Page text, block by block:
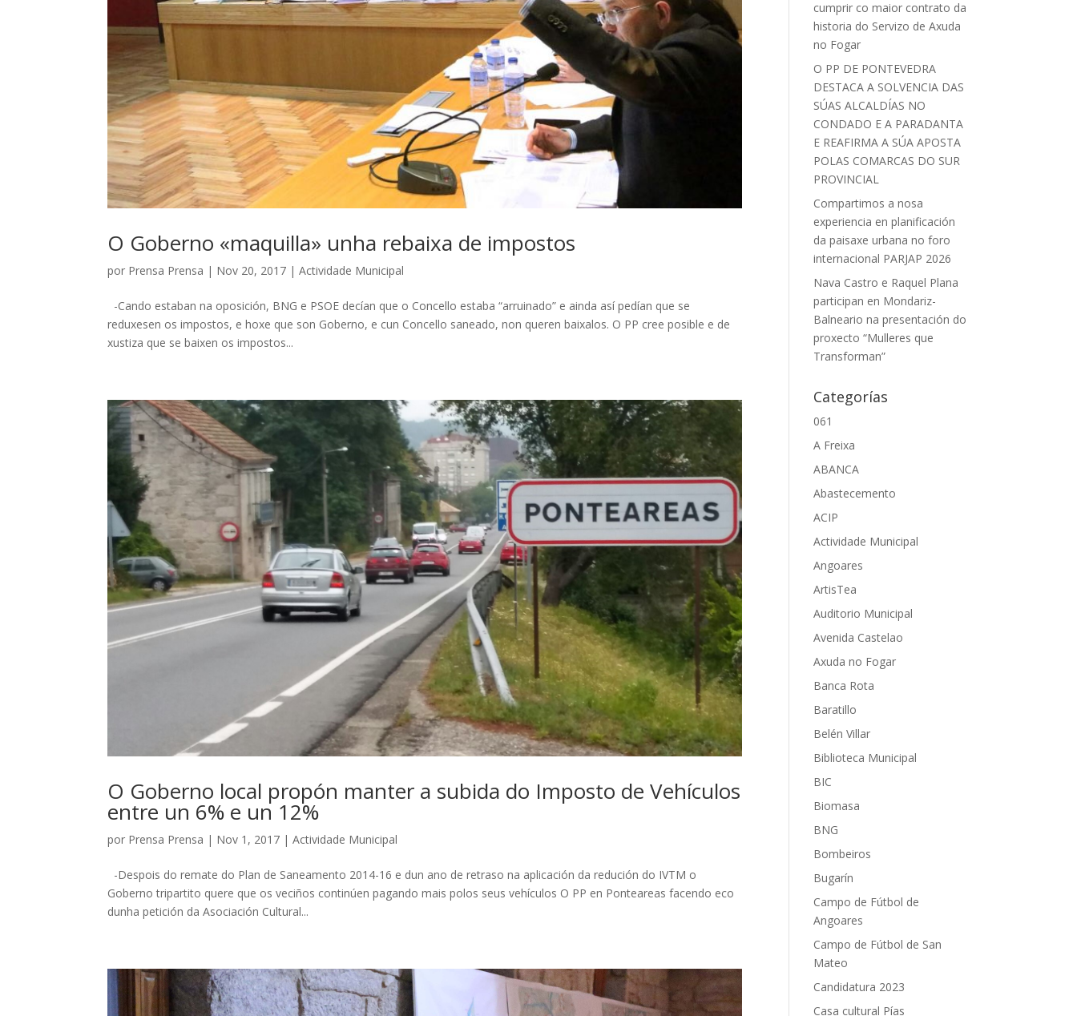
O Goberno «maquilla» unha rebaixa de impostos
por Prensa Prensa | Nov 20, 2017 |Actividade Municipal
-Cando estaban na oposición, BNG e PSOE decían que o Concello estaba “arruinado” e ainda así pedían que se
reduxesen os impostos, e hoxe que son Goberno, e cun Concello saneado, non queren baixalos. O PP cree posible e de
xustiza que se baixen os impostos...
O Goberno local propón manter a subida do Imposto de Vehículos
entre un 6% e un 12%
por Prensa Prensa | Nov 1, 2017 |Actividade Municipal
-Despois do remate do Plan de Saneamento 2014-16 e dun ano de retraso na aplicación da redución do IVTM o
Goberno tripartito quere que os veciños continúen pagando mais polos seus vehículos O PP en Ponteareas facendo eco
dunha petición da Asociación Cultural...
cumprir co maior contrato da
historia do Servizo de Axuda
no Fogar
O PP DE PONTEVEDRA
DESTACA A SOLVENCIA DAS
SÚAS ALCALDÍAS NO
CONDADO E A PARADANTA
E REAFIRMA A SÚA APOSTA
POLAS COMARCAS DO SUR
PROVINCIAL
Compartimos a nosa
experiencia en planificación
da paisaxe urbana no foro
internacional PARJAP 2026
Nava Castro e Raquel Plana
participan en Mondariz-
Balneario na presentación do
proxecto “Mulleres que
Transforman”
Categorías
061
A Freixa
ABANCA
Abastecemento
ACIP
Actividade Municipal
Angoares
ArtisTea
Auditorio Municipal
Avenida Castelao
Axuda no Fogar
Banca Rota
Baratillo
Belén Villar
Biblioteca Municipal
BIC
Biomasa
BNG
Bombeiros
Bugarín
Campo de Fútbol de
Angoares
Campo de Fútbol de San
Mateo
Candidatura 2023
Casa cultural Pías